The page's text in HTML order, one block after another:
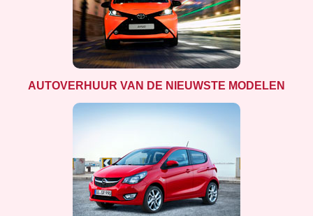
AUTOVERHUUR VAN DE NIEUWSTE MODELEN